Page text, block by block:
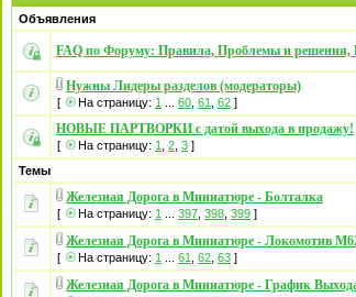
Объявления
FAQ по Форуму: Правила, Проблемы и решения,
Нужны Лидеры разделов (модераторы)
[ На страницу: 1 60 61 62 ]
НОВЫЕ ПАРТВОРКИ с датой выхода в продажу!
[ На страницу: 1 2 3 ]
Темы
Железная Дорога в Миниатюре - Болталка
[ На страницу: 1 397 398 399 ]
Железная Дорога в Миниатюре - Локомотив
[ На страницу: 1 61 62 63 ]
Железная Дорога в Миниатюре - График